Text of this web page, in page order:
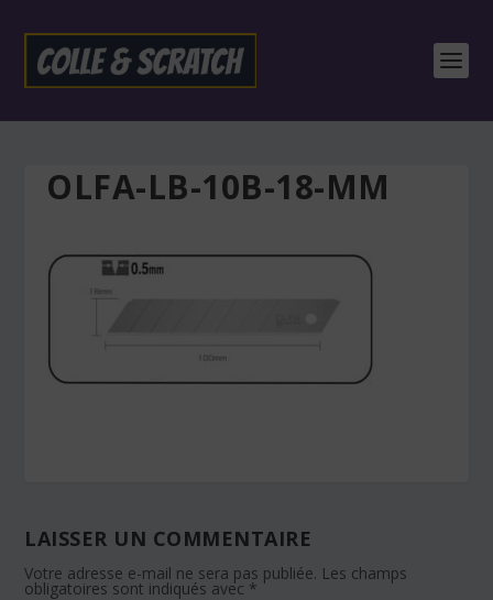
OLFA-LB-10B-18-MM
LAISSER UN COMMENTAIRE
Votre adresse e-mail ne sera pas publiée. Les champs
obligatoires sont indiqués avec *